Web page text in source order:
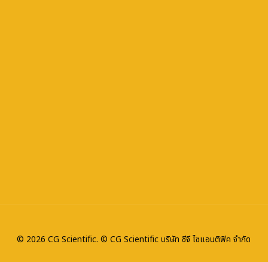
© 2026 CG Scientific. © CG Scientific บริษัท ซีจี ไซแอนติฟิค จำกัด